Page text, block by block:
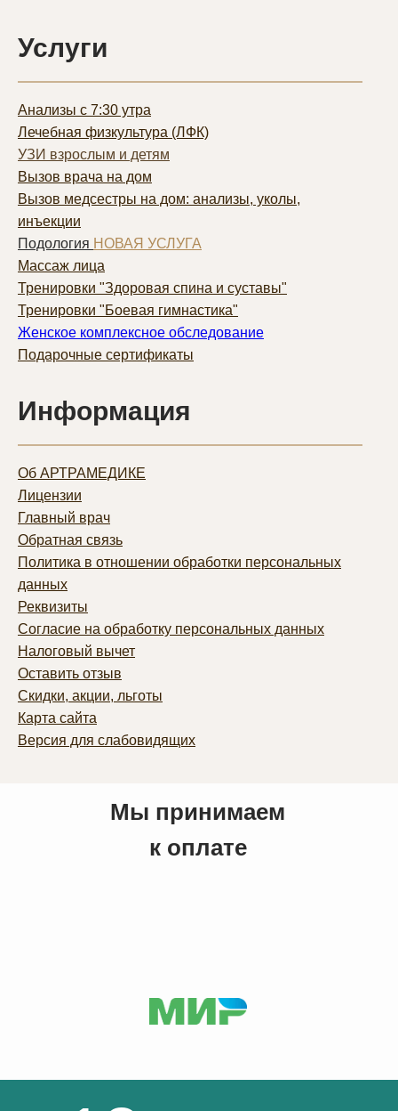
Услуги
Анализы с 7:30 утра
Лечебная физкультура (ЛФК)
УЗИ взрослым и детям
Вызов врача на дом
Вызов медсестры на дом: анализы, уколы,
инъекции
Подология НОВАЯ УСЛУГА
Массаж лица
Тренировки "Здоровая спина и суставы"
Тренировки "Боевая гимнастика"
Женское комплексное обследование
Подарочные сертификаты
Информация
Об АРТРАМЕДИКЕ
Лицензии
Главный врач
Обратная связь
Политика в отношении обработки персональных
данных
Реквизиты
Согласие на обработку персональных данных
Налоговый вычет
Оставить отзыв
Скидки, акции, льготы
Карта сайта
Версия для слабовидящих
Мы принимаем
к оплате